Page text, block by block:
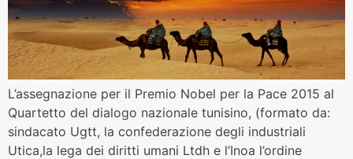
L’assegnazione per il Premio Nobel per la Pace 2015 al
Quartetto del dialogo nazionale tunisino, (formato da:
sindacato Ugtt, la confederazione degli industriali
Utica,la lega dei diritti umani Ltdh e l’Inoa l’ordine